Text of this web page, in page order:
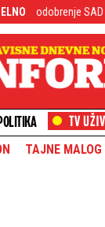
SAD Bebica
POLITIKA
TAJNE MALOG